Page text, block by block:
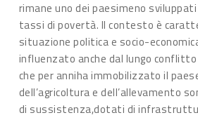
rimane uno dei paesimeno
tassi di povertà. Il contesto è
situazione politica e socio-
influenzato anche dal lungo conflitto
che per anniha immobilizzato il
dell’agricoltura e dell’allevamento
di sussistenza,dotati di